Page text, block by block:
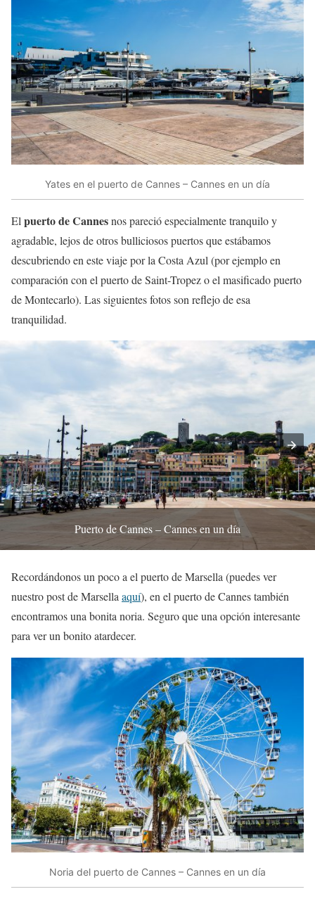
Yates en el puerto de Cannes – Cannes en un día
El puerto de Cannesnos pareció especialmente tranquilo y
agradable, lejos de otros bulliciosos puertos que estábamos
descubriendo en este viaje por la Costa Azul (por ejemplo en
comparación con el puerto de Saint-Tropez o el masificado puerto
de Montecarlo). Las siguientes fotos son reflejo de esa
tranquilidad.
Puerto de Cannes – Cannes en un día
Recordándonos un poco a el puerto de Marsella (puedes ver
nuestro post de Marsellaaquí), en el puerto de Cannes también
encontramos una bonita noria. Seguro que una opción interesante
para ver un bonito atardecer.
Noria del puerto de Cannes – Cannes en un día